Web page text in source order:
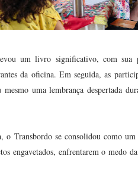
um livro significativo, com sua
da oficina. Em seguida, as
uma lembrança despertada
Transbordo se consolidou como
engavetados, enfrentarem o medo